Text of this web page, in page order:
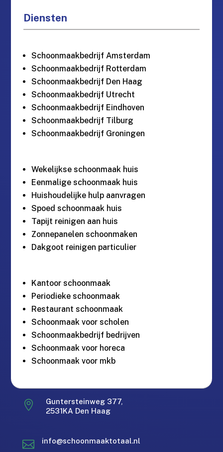
Diensten
Schoonmaakbedrijf Amsterdam
Schoonmaakbedrijf Rotterdam
Schoonmaakbedrijf Den Haag
Schoonmaakbedrijf Utrecht
Schoonmaakbedrijf Eindhoven
Schoonmaakbedrijf Tilburg
Schoonmaakbedrijf Groningen
Wekelijkse schoonmaak huis
Eenmalige schoonmaak huis
Huishoudelijke hulp aanvragen
Spoed schoonmaak huis
Tapijt reinigen aan huis
Zonnepanelen schoonmaken
Dakgoot reinigen particulier
Kantoor schoonmaak
Periodieke schoonmaak
Restaurant schoonmaak
Schoonmaak voor scholen
Schoonmaakbedrijf bedrijven
Schoonmaak voor horeca
Schoonmaak voor mkb

Guntersteinweg 377,
2531KA Den Haag
 info@schoonmaaktotaal.nl
Gratis offerte in 24 uur.
Landelijke dekking.
Bereikbaar via Whatsapp